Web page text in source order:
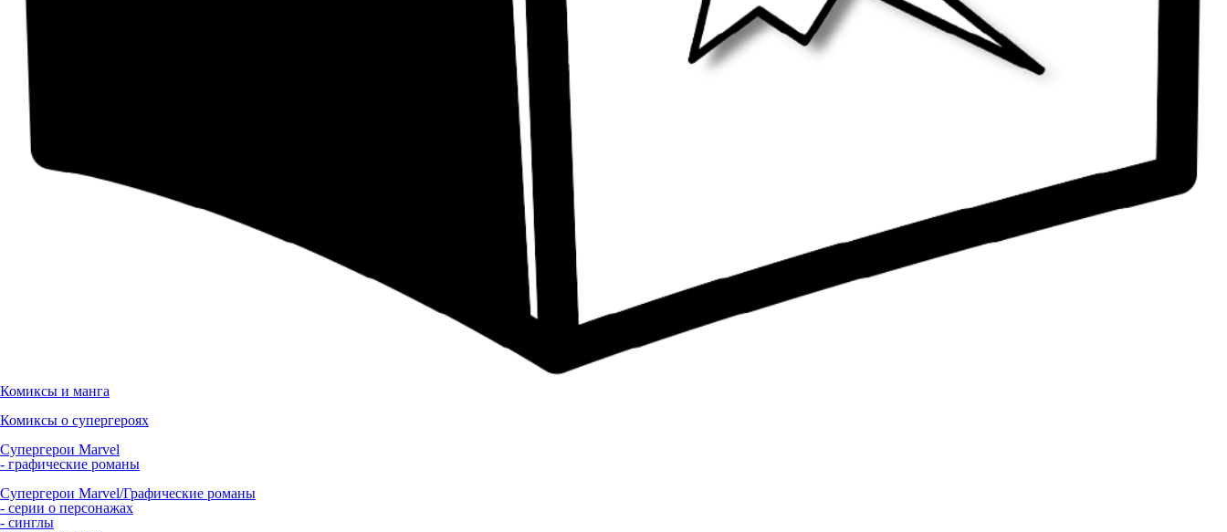
Комиксы и манга
Комиксы о супергероях
Супергерои Marvel
- графические романы
Супергерои Marvel/Графические романы
- серии о персонажах
- синглы